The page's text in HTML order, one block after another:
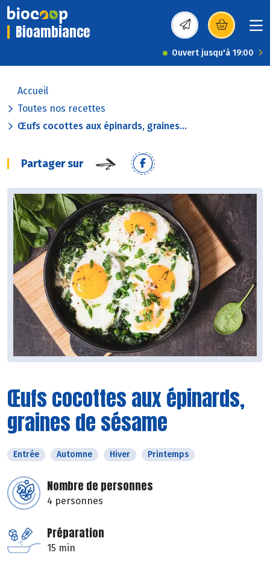
Bioambiance (s’ouvre dans une
Ouvert jusqu'à 19:00
Accueil
Toutes nos recettes
Œufs cocottes aux épinards, graines...
Partager sur
Œufs cocottes aux épinards,
graines de sésame
Entrée Automne Hiver Printemps
Nombre de personnes
4 personnes
Préparation
15 min